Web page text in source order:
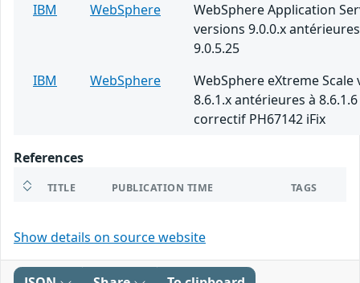
IBM
WebSphere
WebSphere Application
versions 9.0.0.x
9.0.5.25
IBM
WebSphere
WebSphere eXtreme Scale
8.6.1.x antérieures à
correctif PH67142 iFix
References
TITLE PUBLICATION TIME TAGS
Show details on source website